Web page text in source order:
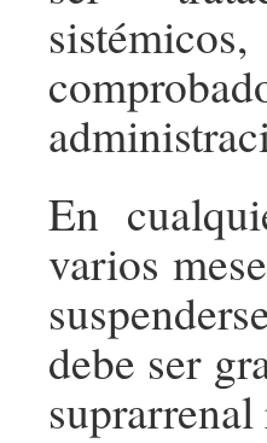
En
varios
debe ser